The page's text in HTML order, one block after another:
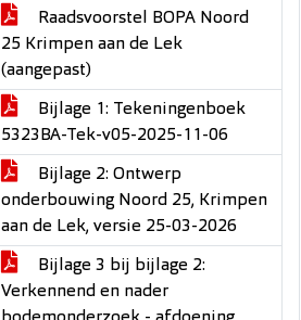
Raadsvoorstel BOPA Noord
25 Krimpen aan de Lek
(aangepast)
Bijlage 1: Tekeningenboek
5323BA-Tek-v05-2025-11-06
Bijlage 2: Ontwerp
onderbouwing Noord 25, Krimpen
aan de Lek, versie 25-03-2026
Bijlage 3 bij bijlage 2:
Verkennend en nader